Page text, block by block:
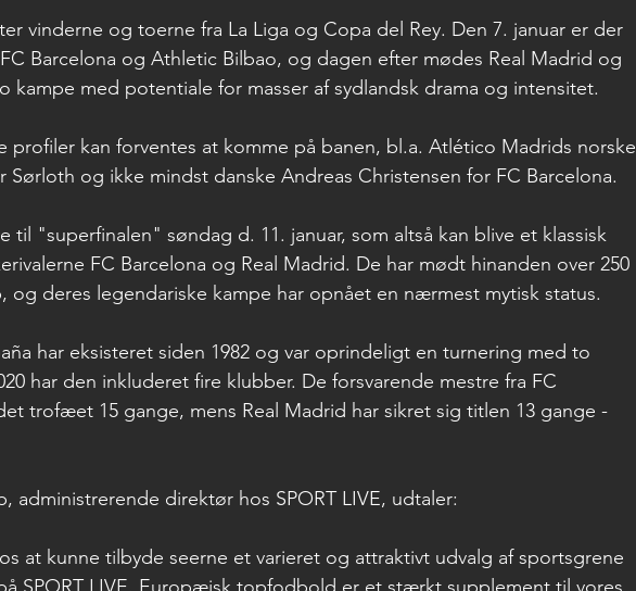
vinderne og toerne fra La Liga og Copa del Rey. Den 7. januar er der
Barcelona og Athletic Bilbao, og dagen efter mødes Real Madrid og
kampe med potentiale for masser af sydlandsk drama og intensitet.
profiler kan forventes at komme på banen, bl.a. Atlético Madrids norske
Sørloth og ikke mindst danske Andreas Christensen for FC Barcelona.
til "superfinalen" søndag d. 11. januar, som altså kan blive et klassisk
FC Barcelona og Real Madrid. De har mødt hinanden over 250
og deres legendariske kampe har opnået en nærmest mytisk status.
har eksisteret siden 1982 og var oprindeligt en turnering med to
har den inkluderet fire klubber. De forsvarende mestre fra FC
trofæet 15 gange, mens Real Madrid har sikret sig titlen 13 gange -
administrerende direktør hos SPORT LIVE, udtaler:
at kunne tilbyde seerne et varieret og attraktivt udvalg af sportsgrene